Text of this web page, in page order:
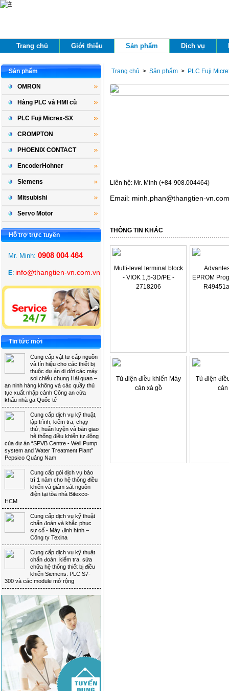
Trang chủ Giới thiệu Sản phẩm Dịch vụ
Sản phẩm
OMRON
Hàng PLC và HMI cũ
PLC Fuji Micrex-SX
CROMPTON
PHOENIX CONTACT
EncoderHohner
Siemens
Mitsubishi
Servo Motor
Hỗ trợ trực tuyến
Mr. Minh: 0908 004 464
E: info@thangtien-vn.com.vn
Tin tức mới
Cung cấp vật tư cấp nguồn
và tín hiệu cho các thiết bị
thuộc dự án di dời các máy
soi chiếu chung Hải quan –
an ninh hàng không và các quầy thủ
tục xuất nhập cảnh Công an cửa
khẩu nhà ga Quốc tế
Cung cấp dịch vụ kỹ thuật,
lập trình, kiểm tra, chạy
thử, huấn luyện và bàn giao
hệ thống điều khiển tự động
của dự án “SPVB Centre - Well Pump
system and Water Treatment Plant”
Pepsico Quảng Nam
Cung cấp gói dịch vụ bảo
trì 1 năm cho hệ thống điều
khiển và giám sát nguồn
điện tại tòa nhà Bitexco-
HCM
Cung cấp dịch vụ kỹ thuật
chẩn đoán và khắc phục
sự cố - Máy định hình –
Công ty Texina
Cung cấp dịch vụ kỹ thuật
chẩn đoán, kiểm tra, sửa
chữa hệ thống thiết bị điều
khiển Siemens: PLC S7-
300 và các module mở rộng
Trang chủ > Sản phẩm > PLC Fuji
Liên hệ: Mr. Minh (+84-908.004464)
Email: minh.phan@thangtien-
THÔNG TIN KHÁC
Multi-level terminal block
- VIOK 1,5-3D/PE -
2718206
EPROM
Tủ điện điều khiển Máy
cán xà gồ
Tủ điện
cán